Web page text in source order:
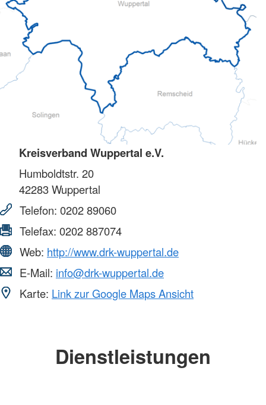
Kreisverband Wuppertal e.V.
Humboldtstr. 20
42283Wuppertal
Telefon: 0202 89060
Telefax: 0202 887074
Web: http://www.drk-wuppertal.de
E-Mail: info@drk-wuppertal.de
Karte: Link zur Google Maps Ansicht
Dienstleistungen